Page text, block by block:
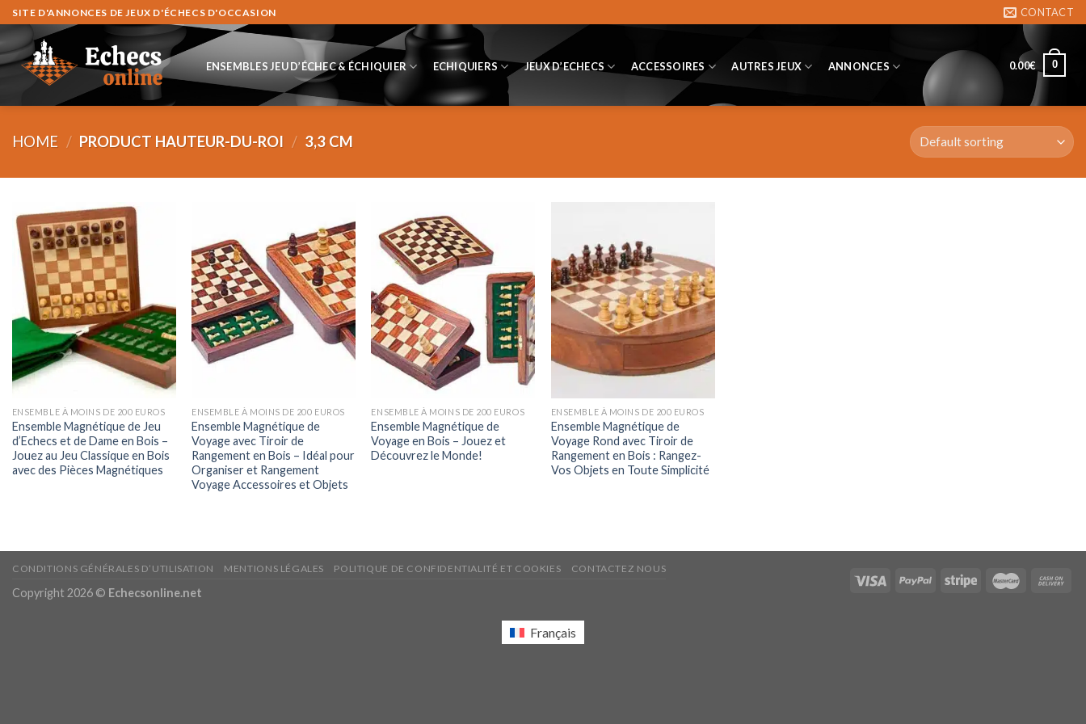
Skip
to
content
SITE D'ANNONCES DE JEUX D'ÉCHECS D'OCCASION CONTACT
ENSEMBLES JEU D’ÉCHEC & ÉCHIQUIER ECHIQUIERS JEUX D’ECHECS ACCESSOIRES AUTRES JEUX ANNONCES 0.00€ 0
HOME / PRODUCT HAUTEUR-DU-ROI / 3,3 CM
ENSEMBLE À MOINS DE 200 EUROS
Ensemble Magnétique de Jeu
d’Echecs et de Dame en Bois –
Jouez au Jeu Classique en Bois
avec des Pièces Magnétiques
ENSEMBLE À MOINS DE 200 EUROS
Ensemble Magnétique de
Voyage avec Tiroir de
Rangement en Bois – Idéal pour
Organiser et Rangement
Voyage Accessoires et Objets
ENSEMBLE À MOINS DE 200 EUROS
Ensemble Magnétique de
Voyage en Bois – Jouez et
Découvrez le Monde!
ENSEMBLE À MOINS DE 200 EUROS
Ensemble Magnétique de
Voyage Rond avec Tiroir de
Rangement en Bois : Rangez-
Vos Objets en Toute Simplicité
CONDITIONS GÉNÉRALES D’UTILISATION MENTIONS LÉGALES POLITIQUE DE CONFIDENTIALITÉ ET COOKIES CONTACTEZ NOUS
Copyright 2026 © Echecsonline.net
Français